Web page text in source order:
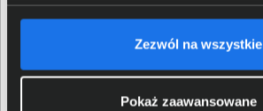
Zezwól na wszystkie
Pokaż zaawansowane